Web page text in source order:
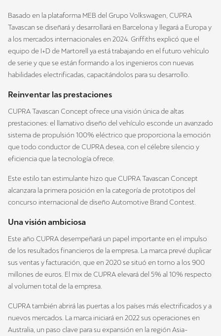
Basado en la plataforma MEB del Grupo Volkswagen, CUPRA
Tavascan se diseñará y desarrollará en Barcelona y llegará a Europa y
a los mercados internacionales en 2024. Griffiths explicó que el
equipo de I+D de Martorell ya está trabajando en el futuro vehículo
de serie y que se están formando a los ingenieros con nuevas
habilidades electrificadas, capacitándolos para su desarrollo.
Reinventar las prestaciones
CUPRA Tavascan Concept ofrece una visión única de altas
prestaciones: el llamativo diseño del vehículo esconde un avanzado
sistema de propulsión 100% eléctrico que proporciona la emoción
que todo conductor de CUPRA desea, con el célebre silencio y
eficiencia que la tecnología ofrece.
Este estilo tan estimulante hizo que CUPRA Tavascan Concept
alcanzara la primera posición en la categoría de prototipos del
concurso internacional de diseño Automotive Brand Contest.
Una visión ambiciosa
Este año CUPRA desempeñará un papel importante en el impulso
de los resultados financieros de la empresa. La marca prevé duplicar
sus ventas y facturación, que en 2020 se situó en torno a los 900
millones de euros. El mix de CUPRA elevará del 5% al 10% respecto
al volumen total de la empresa.
CUPRA también abrirá las puertas a los países más electrificados y a
nuevos mercados. La marca iniciará en 2022 sus operaciones en
Australia, un paso clave para su expansión en la región Asia-